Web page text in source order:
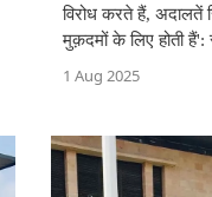
विरोध करते हैं, अदालतें
मुक़दमों के लिए होती हैं':
1 Aug 2025